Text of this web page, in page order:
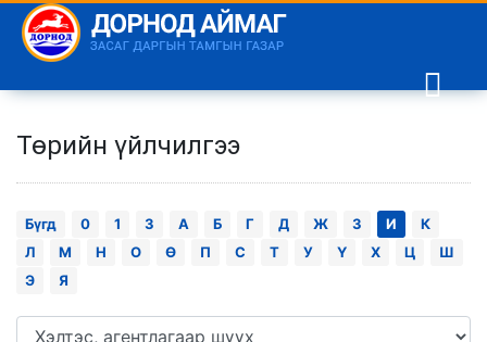
Төрийн үйлчилгээ
Бүгд 0 1 3 А Б Г Д Ж З И
К
Л
М Н О Ө П С Т У Ү Х Ц
Ш
Э
Я